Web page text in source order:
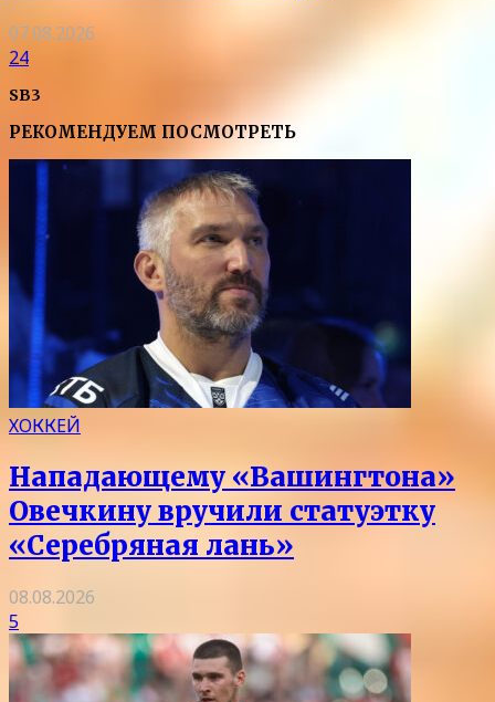
07.08.2026
24
SB3
РЕКОМЕНДУЕМ ПОСМОТРЕТЬ
ХОККЕЙ
Нападающему «Вашингтона»
Овечкину вручили статуэтку
«Серебряная лань»
08.08.2026
5